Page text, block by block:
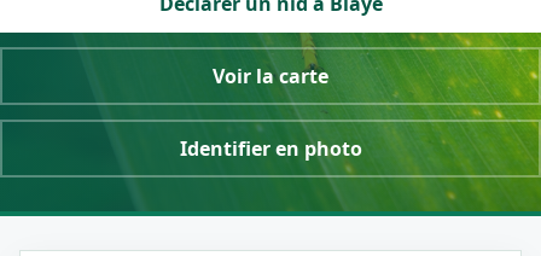
Voir la carte
Identifier en photo